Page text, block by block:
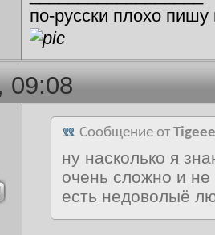
по-русски плохо пишу
09:08
Сообщение от
ну насколько я
очень сложно и не
есть недоволыё